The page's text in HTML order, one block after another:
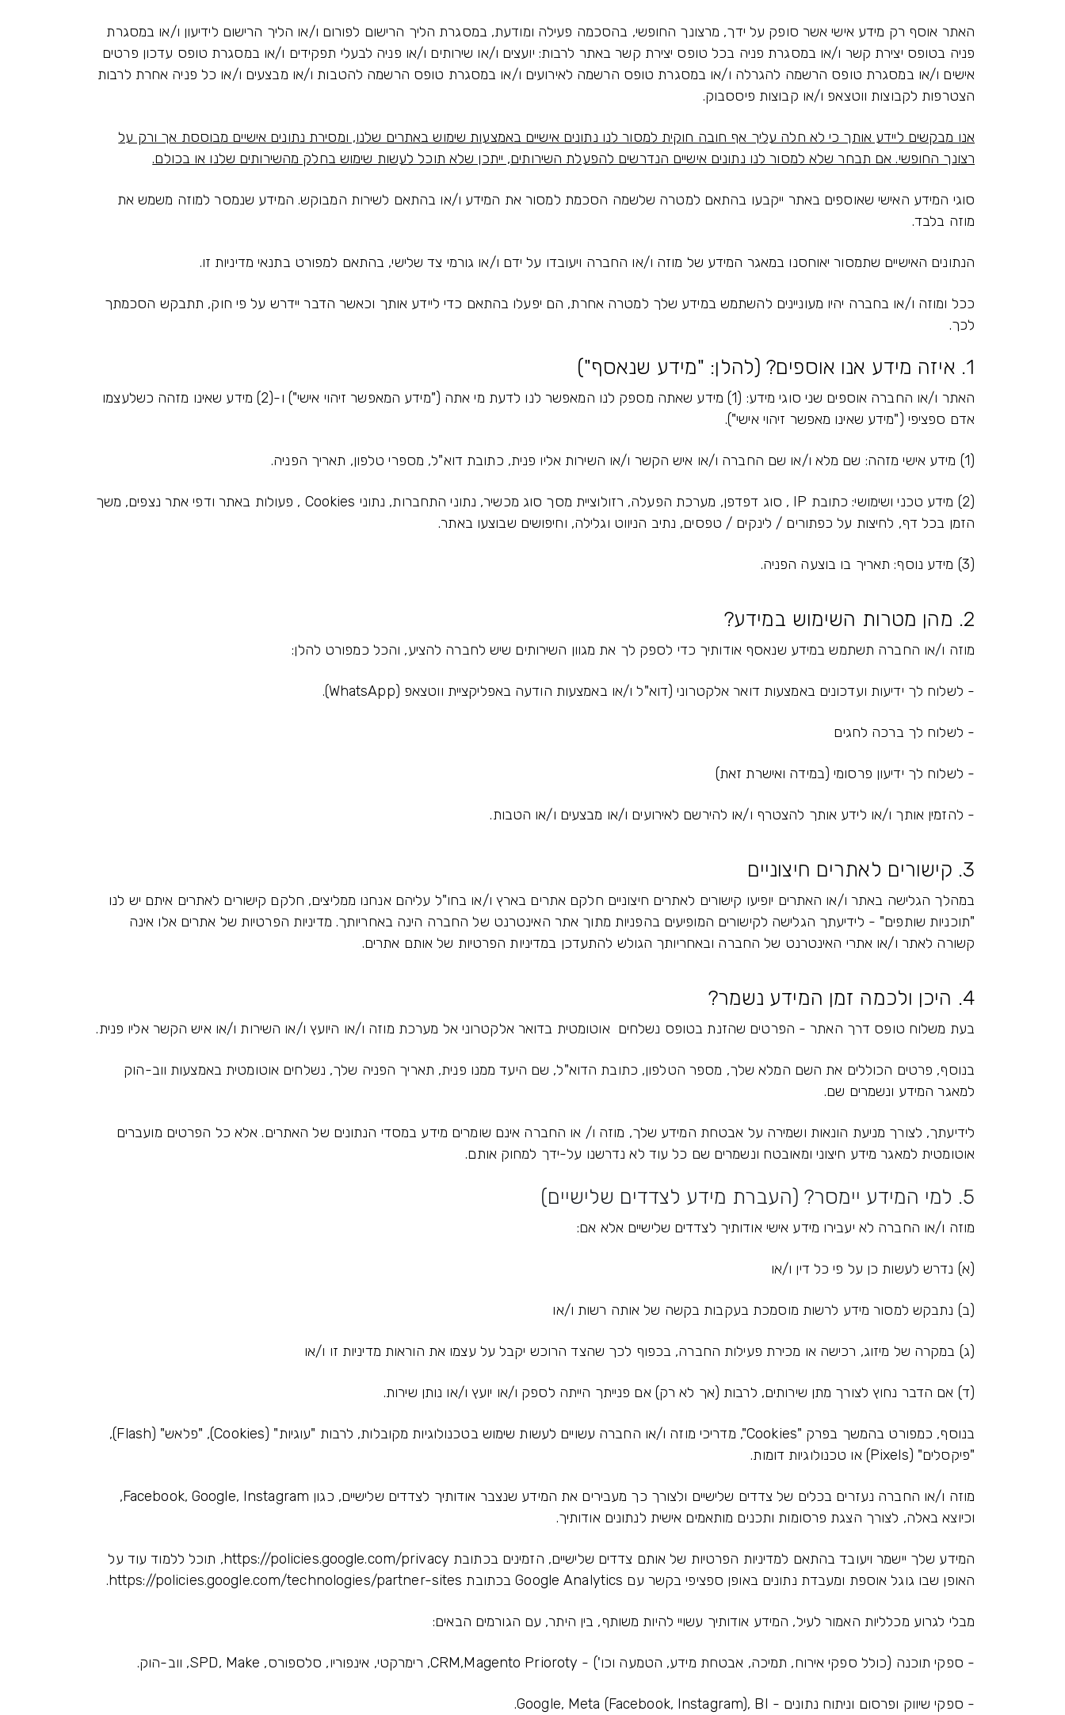
האתר אוסף רק מידע אישי אשר סופק על ידך, מרצונך החופשי, בהסכמה פעילה ומודעת, במסגרת הליך הרישום לפורום ו/או הליך הרישום לידיעון ו/או במסגרת
פניה בטופס יצירת קשר ו/או במסגרת פניה בכל טופס יצירת קשר באתר לרבות: יועצים ו/או שירותים ו/או פניה לבעלי תפקידים ו/או במסגרת טופס עדכון פרטים
אישים ו/או במסגרת טופס הרשמה להגרלה ו/או במסגרת טופס הרשמה לאירועים ו/או במסגרת טופס הרשמה להטבות ו/או מבצעים ו/או כל פניה אחרת לרבות
הצטרפות לקבוצות ווטצאפ ו/או קבוצות פיססבוק.
אנו מבקשים ליידע אותך כי לא חלה עליך אף חובה חוקית למסור לנו נתונים אישיים באמצעות שימוש באתרים שלנו, ומסירת נתונים אישיים מבוססת אך ורק על
רצונך החופשי. אם תבחר שלא למסור לנו נתונים אישיים הנדרשים להפעלת השירותים, ייתכן שלא תוכל לעשות שימוש בחלק מהשירותים שלנו או בכולם.
סוגי המידע האישי שאוספים באתר ייקבעו בהתאם למטרה שלשמה הסכמת למסור את המידע ו/או בהתאם לשירות המבוקש. המידע שנמסר למוזה משמש את
מוזה בלבד.
הנתונים האישיים שתמסור יאוחסנו במאגר המידע של מוזה ו/או החברה ויעובדו על ידם ו/או גורמי צד שלישי, בהתאם למפורט בתנאי מדיניות זו.
ככל ומוזה ו/או בחברה יהיו מעוניינים להשתמש במידע שלך למטרה אחרת, הם יפעלו בהתאם כדי ליידע אותך וכאשר הדבר יידרש על פי חוק, תתבקש הסכמתך
לכך.
1. איזה מידע אנו אוספים? (להלן: "מידע שנאסף")
האתר ו/או החברה אוספים שני סוגי מידע: (1) מידע שאתה מספק לנו המאפשר לנו לדעת מי אתה ("מידע המאפשר זיהוי אישי") ו-(2) מידע שאינו מזהה כשלעצמו
אדם ספציפי ("מידע שאינו מאפשר זיהוי אישי").
(1) מידע אישי מזהה: שם מלא ו/או שם החברה ו/או איש הקשר ו/או השירות אליו פנית, כתובת דוא"ל, מספרי טלפון, תאריך הפניה.
(2) מידע טכני ושימושי: כתובת IP , סוג דפדפן, מערכת הפעלה, רזולוציית מסך סוג מכשיר, נתוני התחברות, נתוני Cookies , פעולות באתר ודפי אתר נצפים, משך
הזמן בכל דף, לחיצות על כפתורים / לינקים / טפסים, נתיב הניווט וגלילה, וחיפושים שבוצעו באתר.
(3) מידע נוסף: תאריך בו בוצעה הפניה.
2. מהן מטרות השימוש במידע?
מוזה ו/או החברה תשתמש במידע שנאסף אודותיך כדי לספק לך את מגוון השירותים שיש לחברה להציע, והכל כמפורט להלן:
- לשלוח לך ידיעות ועדכונים באמצעות דואר אלקטרוני (דוא"ל ו/או באמצעות הודעה באפליקציית ווטצאפ (WhatsApp).
- לשלוח לך ברכה לחגים
- לשלוח לך ידיעון פרסומי (במידה ואישרת זאת)
- להזמין אותך ו/או לידע אותך להצטרף ו/או להירשם לאירועים ו/או מבצעים ו/או הטבות.
3. קישורים לאתרים חיצוניים
במהלך הגלישה באתר ו/או האתרים יופיעו קישורים לאתרים חיצוניים חלקם אתרים בארץ ו/או בחו"ל עליהם אנחנו ממליצים, חלקם קישורים לאתרים איתם יש לנו
"תוכניות שותפים" - לידיעתך הגלישה לקישורים המופיעים בהפניות מתוך אתר האינטרנט של החברה הינה באחריותך. מדיניות הפרטיות של אתרים אלו אינה
קשורה לאתר ו/או אתרי האינטרנט של החברה ובאחריותך הגולש להתעדכן במדיניות הפרטיות של אותם אתרים.
4. היכן ולכמה זמן המידע נשמר?
בעת משלוח טופס דרך האתר - הפרטים שהזנת בטופס נשלחים אוטומטית בדואר אלקטרוני אל מערכת מוזה ו/או היועץ ו/או השירות ו/או איש הקשר אליו פנית.
בנוסף, פרטים הכוללים את השם המלא שלך, מספר הטלפון, כתובת הדוא"ל, שם היעד ממנו פנית, תאריך הפניה שלך, נשלחים אוטומטית באמצעות ווב-הוק
למאגר המידע ונשמרים שם.
לידיעתך, לצורך מניעת הונאות ושמירה על אבטחת המידע שלך, מוזה ו/ או החברה אינם שומרים מידע במסדי הנתונים של האתרים. אלא כל הפרטים מועברים
אוטומטית למאגר מידע חיצוני ומאובטח ונשמרים שם כל עוד לא נדרשנו על-ידך למחוק אותם.
5. למי המידע יימסר? (העברת מידע לצדדים שלישיים)
מוזה ו/או החברה לא יעבירו מידע אישי אודותיך לצדדים שלישיים אלא אם:
(א) נדרש לעשות כן על פי כל דין ו/או
(ב) נתבקש למסור מידע לרשות מוסמכת בעקבות בקשה של אותה רשות ו/או
(ג) במקרה של מיזוג, רכישה או מכירת פעילות החברה, בכפוף לכך שהצד הרוכש יקבל על עצמו את הוראות מדיניות זו ו/או
(ד) אם הדבר נחוץ לצורך מתן שירותים, לרבות (אך לא רק) אם פנייתך הייתה לספק ו/או יועץ ו/או נותן שירות.
בנוסף, כמפורט בהמשך בפרק "Cookies", מדריכי מוזה ו/או החברה עשויים לעשות שימוש בטכנולוגיות מקובלות, לרבות "עוגיות" (Cookies), "פלאש" (Flash),
"פיקסלים" (Pixels) או טכנולוגיות דומות.
מוזה ו/או החברה נעזרים בכלים של צדדים שלישיים ולצורך כך מעבירים את המידע שנצבר אודותיך לצדדים שלישיים, כגון Facebook, Google, Instagram,
וכיוצא באלה, לצורך הצגת פרסומות ותכנים מותאמים אישית לנתונים אודותיך.
המידע שלך יישמר ויעובד בהתאם למדיניות הפרטיות של אותם צדדים שלישיים, הזמינים בכתובת https://policies.google.com/privacy, תוכל ללמוד עוד על
האופן שבו גוגל אוספת ומעבדת נתונים באופן ספציפי בקשר עם Google Analytics בכתובת https://policies.google.com/technologies/partner-sites.
מבלי לגרוע מכלליות האמור לעיל, המידע אודותיך עשויי להיות משותף, בין היתר, עם הגורמים הבאים:
- ספקי תוכנה (כולל ספקי אירוח, תמיכה, אבטחת מידע, הטמעה וכו') - CRM,Magento Prioroty, רימרקטי, אינפוריו, סלספורס, SPD, Make, ווב-הוק.
- ספקי שיווק ופרסום וניתוח נתונים - Google, Meta (Facebook, Instagram), BI.